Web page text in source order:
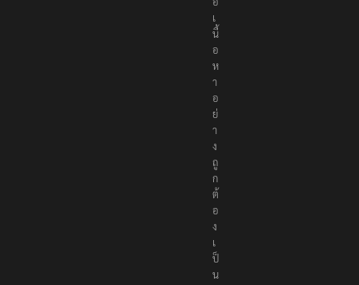
ส
น
อ
เ
นื้
อ
ห
า
อ
ย่
า
ง
ถู
ก
ต้
อ
ง
เ